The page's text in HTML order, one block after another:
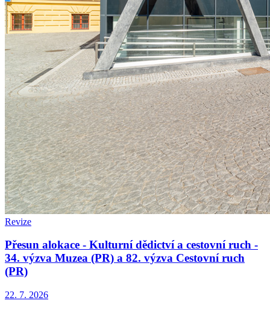
Revize
Přesun alokace - Kulturní dědictví a cestovní ruch -
34. výzva Muzea (PR) a 82. výzva Cestovní ruch
(PR)
22. 7. 2026